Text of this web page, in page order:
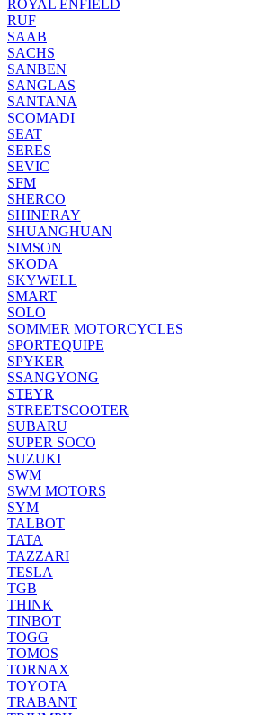
ROYAL ENFIELD
RUF
SAAB
SACHS
SANBEN
SANGLAS
SANTANA
SCOMADI
SEAT
SERES
SEVIC
SFM
SHERCO
SHINERAY
SHUANGHUAN
SIMSON
SKODA
SKYWELL
SMART
SOLO
SOMMER MOTORCYCLES
SPORTEQUIPE
SPYKER
SSANGYONG
STEYR
STREETSCOOTER
SUBARU
SUPER SOCO
SUZUKI
SWM
SWM MOTORS
SYM
TALBOT
TATA
TAZZARI
TESLA
TGB
THINK
TINBOT
TOGG
TOMOS
TORNAX
TOYOTA
TRABANT